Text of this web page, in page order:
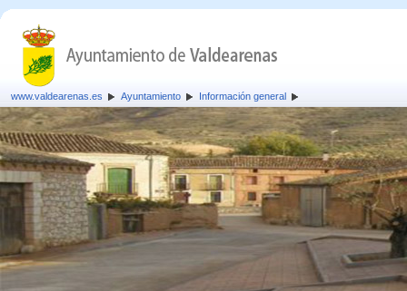
www.valdearenas.es Ayuntamiento Información general